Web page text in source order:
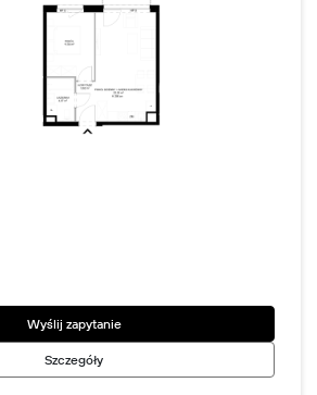
Wyślij zapytanie
Szczegóły